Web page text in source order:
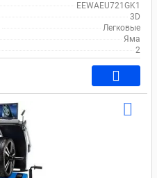
EEWAEU721GK1
3D
Легковые
Яма
2